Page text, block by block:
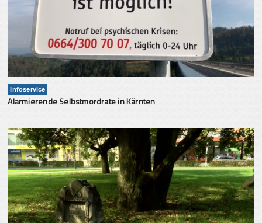
Infoservice
Alarmierende Selbstmordrate in Kärnten